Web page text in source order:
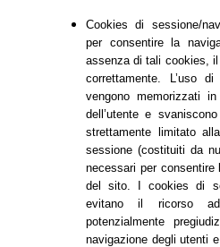
Cookies di sessione/
per consentire la
assenza di tali cookies,
correttamente. L’uso
vengono memorizzati
dell’utente e
strettamente limitato
sessione (costituiti da
necessari per consentire
del sito. I cookies di
evitano il ricorso ad
potenzialmente
navigazione degli utenti